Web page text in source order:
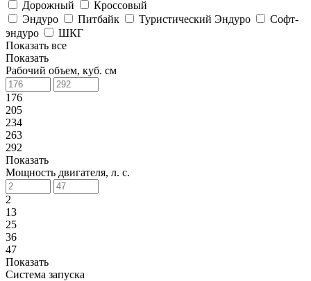
Дорожный
Кроссовый
Эндуро
Питбайк Туристический Эндуро
Софт-
эндуро
ШКГ
Показать все
Показать
Рабочий объем, куб. см
176
205
234
263
292
Показать
Мощность двигателя, л. с.
2
13
25
36
47
Показать
Система запуска